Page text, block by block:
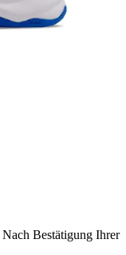
Nach Bestätigung Ihrer